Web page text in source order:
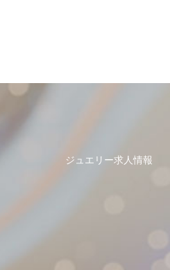
ジュエリー求人情報